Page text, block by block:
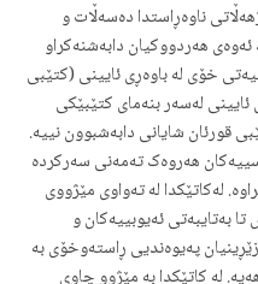
ئەم ١٠٠ ساڵی ڕۆژهەڵاتی ناوەڕاستدا دەسەڵات و
هەردووکیان دابەشنەکراو
خۆی لە باوەڕی ئایینی (کتێبی
لەسەر بنەمای کتێبێکی
قورئان شایانی دابەشبوون نییە.
هەروەک تەمەنی سەرکردە
لەکاتێکدا لە تەواوی مێژووی
بەتایبەتی ئەیوبییەکان و
پەیوەندیی ڕاستەوخۆی بە
لە کاتێکدا به مێژوو چاوی